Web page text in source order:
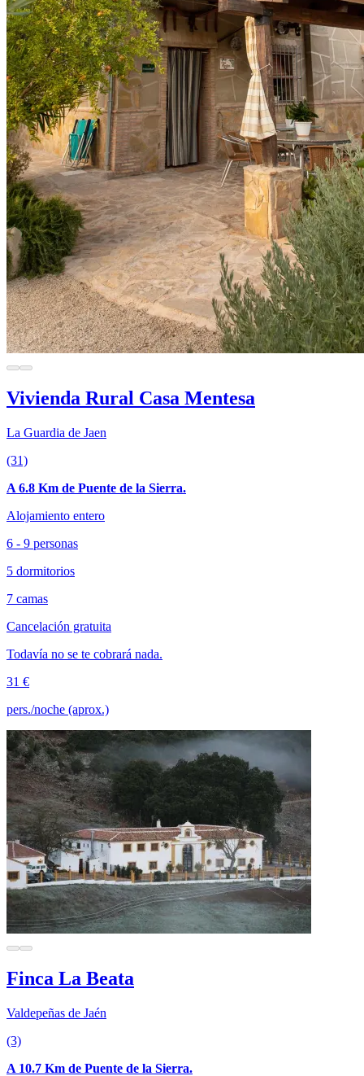
Vivienda Rural Casa Mentesa
La Guardia de Jaen
(31)
A 6.8 Km de Puente de la Sierra.
Alojamiento entero
6 - 9 personas
5 dormitorios
7 camas
Cancelación gratuita
Todavía no se te cobrará nada.
31 €
pers./noche (aprox.)
Finca La Beata
Valdepeñas de Jaén
(3)
A 10.7 Km de Puente de la Sierra.